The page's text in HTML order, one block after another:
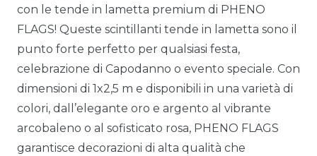
con le tende in lametta premium di PHENO
FLAGS! Queste scintillanti tende in lametta sono il
punto forte perfetto per qualsiasi festa,
celebrazione di Capodanno o evento speciale. Con
dimensioni di 1x2,5 m e disponibili in una varietà di
colori, dall’elegante oro e argento al vibrante
arcobaleno o al sofisticato rosa, PHENO FLAGS
garantisce decorazioni di alta qualità che